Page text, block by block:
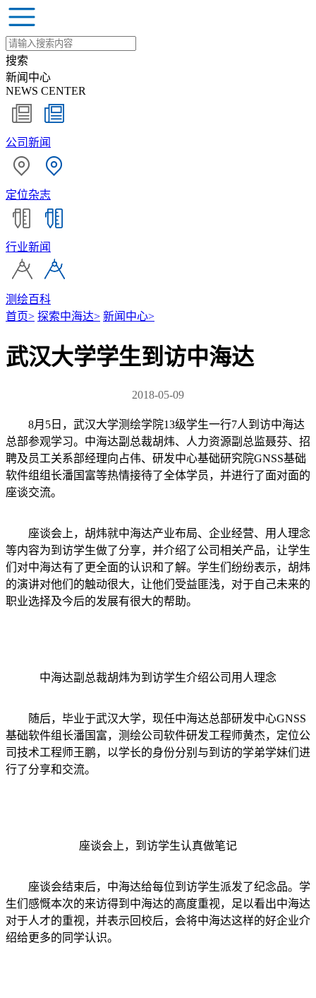
搜索
新闻中心
NEWS CENTER
公司新闻
定位杂志
行业新闻
测绘百科
首页> 探索中海达> 新闻中心>
武汉大学学生到访中海达
2018-05-09
8月5日，武汉大学测绘学院13级学生一行7人到访中海达
总部参观学习。中海达副总裁胡炜、人力资源副总监聂芬、招
聘及员工关系部经理向占伟、研发中心基础研究院GNSS基础
软件组组长潘国富等热情接待了全体学员，并进行了面对面的
座谈交流。
座谈会上，胡炜就中海达产业布局、企业经营、用人理念
等内容为到访学生做了分享，并介绍了公司相关产品，让学生
们对中海达有了更全面的认识和了解。学生们纷纷表示，胡炜
的演讲对他们的触动很大，让他们受益匪浅，对于自己未来的
职业选择及今后的发展有很大的帮助。
中海达副总裁胡炜为到访学生介绍公司用人理念
随后，毕业于武汉大学，现任中海达总部研发中心GNSS
基础软件组长潘国富，测绘公司软件研发工程师黄杰，定位公
司技术工程师王鹏，以学长的身份分别与到访的学弟学妹们进
行了分享和交流。
座谈会上，到访学生认真做笔记
座谈会结束后，中海达给每位到访学生派发了纪念品。学
生们感慨本次的来访得到中海达的高度重视，足以看出中海达
对于人才的重视，并表示回校后，会将中海达这样的好企业介
绍给更多的同学认识。